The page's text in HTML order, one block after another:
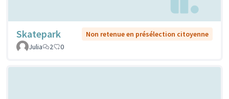
Skatepark
Non retenue en présélection citoyenne
Julia
2 0